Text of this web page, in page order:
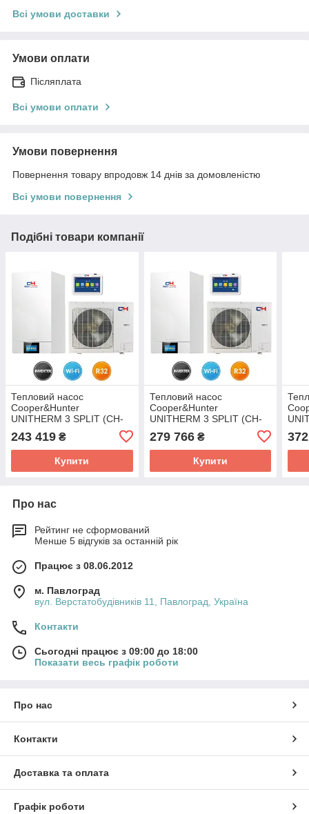
Всі умови доставки
Умови оплати
Післяплата
Всі умови оплати
Умови повернення
Повернення товару впродовж 14 днів за домовленістю
Всі умови повернення
Подібні товари компанії
Тепловий насос
Cooper&Hunter
UNITHERM 3 SPLIT (CH-
243 419 ₴
Купити
Тепловий насос
Cooper&Hunter
UNITHERM 3 SPLIT (CH-
279 766₴
Купити
CH-
Про нас
Рейтинг не сформований
Менше 5 відгуків за останній рік
Працює з 08.06.2012
м. Павлоград
вул. Верстатобудівників 11, Павлоград, Україна
Контакти
Сьогодні працює з 09:00 до 18:00
Показати весь графік роботи
Про нас
Контакти
Доставка та оплата
Графік роботи